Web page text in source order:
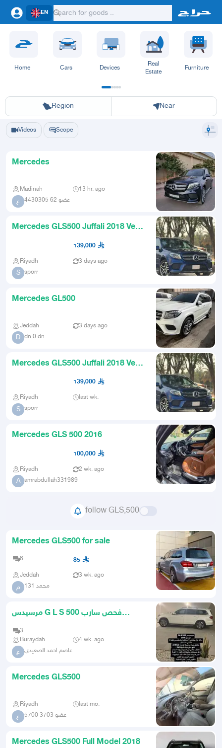
EN
Home Cars Devices
Real
Estate
Furniture
Region
Riyadh Eastern Region Hafar Al Batin
Near
Videos Scope
Mercedes
Madinah 13 hr. ago
ع عضو 62 4430305
Mercedes GLS500 Juffali 2018 Very
139,000
Riyadh 3 days ago
S sporr
Mercedes GL500
Jeddah 3 days ago
D dn 0 dn
Mercedes GLS500 Juffali 2018 Very
139,000
Riyadh last wk.
S sporr
Mercedes GLS 500 2016
100,000
Riyadh 2 wk. ago
A amrabdullah331989
follow GLS,500
Mercedes GLS500 for sale
6 85
Jeddah 3 wk. ago
م محمد 131
مرسيدس G L S 500 فحص سارب
3
Buraydah
4 wk. ago
ع عاصم احمد الصعيدي
Mercedes GLS500
Riyadh last mo.
ع عضو 3703 5700
Mercedes GLS500 Full Model 2018